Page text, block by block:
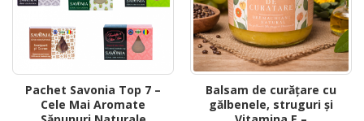
Pachet Savonia Top 7 –
Cele Mai Aromate
Balsam de curățare cu
gălbenele, struguri și